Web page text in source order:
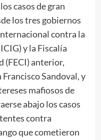
casos de gran
los tres gobiernos
contra la
y la Fiscalía
(FECI) anterior,
Sandoval, y
mafiosos de
abajo los casos
contra
que cometieron